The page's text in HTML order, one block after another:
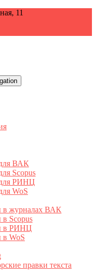
11
ВАК
Scopus
для РИНЦ
WoS
в журналах ВАК
в Scopus
в РИНЦ
в WoS
правки текста